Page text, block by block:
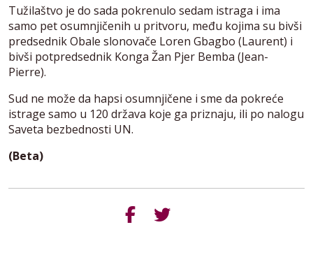
Tužilaštvo je do sada pokrenulo sedam istraga i ima
samo pet osumnjičenih u pritvoru, među kojima su bivši
predsednik Obale slonovače Loren Gbagbo (Laurent) i
bivši potpredsednik Konga Žan Pjer Bemba (Jean-
Pierre).
Sud ne može da hapsi osumnjičene i sme da pokreće
istrage samo u 120 država koje ga priznaju, ili po nalogu
Saveta bezbednosti UN.
(Beta)